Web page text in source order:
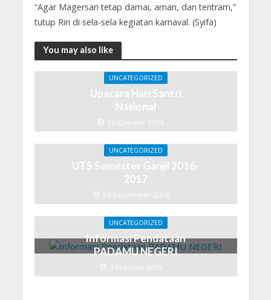
“Agar Magersari tetap damai, aman, dan tentram,”
tutup Riri di sela-sela kegiatan karnaval. (Syifa)
You may also like
UNCATEGORIZED
Upacara Hari Santri
Nasional
22 Oktober 2016
UNCATEGORIZED
UTS Semester Ganjil 2016-
2017
19 September 2016
UNCATEGORIZED
Informasi Pendataan
PADAMU NEGERI
3 Februari 2015